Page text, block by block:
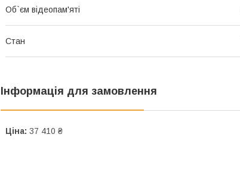
Об`єм відеопам'яті
Стан
Інформація для замовлення
Ціна: 37 410 ₴